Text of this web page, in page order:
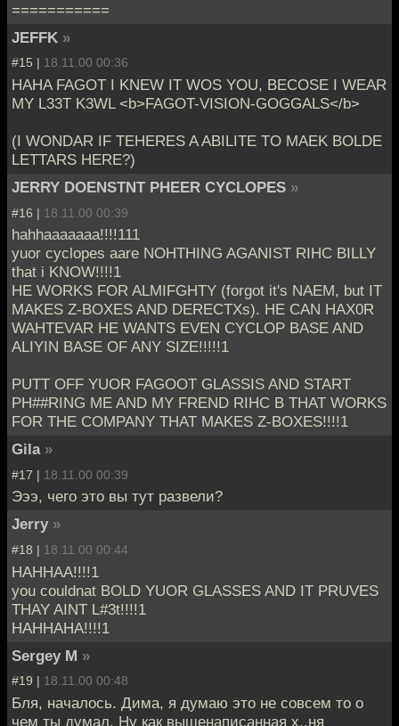
===========
JEFFK »
#15 | 18.11.00 00:36
HAHA FAGOT I KNEW IT WOS YOU, BECOSE I WEAR
MY L33T K3WL <b>FAGOT-VISION-GOGGALS</b>
(I WONDAR IF TEHERES A ABILITE TO MAEK BOLDE
LETTARS HERE?)
JERRY DOENSTNT PHEER CYCLOPES »
#16 | 18.11.00 00:39
hahhaaaaaaa!!!!111
yuor cyclopes aare NOHTHING AGANIST RIHC BILLY
that i KNOW!!!!1
HE WORKS FOR ALMIFGHTY (forgot it's NAEM, but IT
MAKES Z-BOXES AND DERECTXs). HE CAN HAX0R
WAHTEVAR HE WANTS EVEN CYCLOP BASE AND
ALIYIN BASE OF ANY SIZE!!!!!1
PUTT OFF YUOR FAGOOT GLASSIS AND START
PH##RING ME AND MY FREND RIHC B THAT WORKS
FOR THE COMPANY THAT MAKES Z-BOXES!!!!1
Gila »
#17 | 18.11.00 00:39
Эээ, чего это вы тут развели?
Jerry »
#18 | 18.11.00 00:44
HAHHAA!!!!1
you couldnat BOLD YUOR GLASSES AND IT PRUVES
THAY AINT L#3t!!!!1
HAHHAHA!!!!1
Sergey M »
#19 | 18.11.00 00:48
Бля, началось. Дима, я думаю это не совсем то о
чем ты думал. Ну как вышенаписанная х..ня